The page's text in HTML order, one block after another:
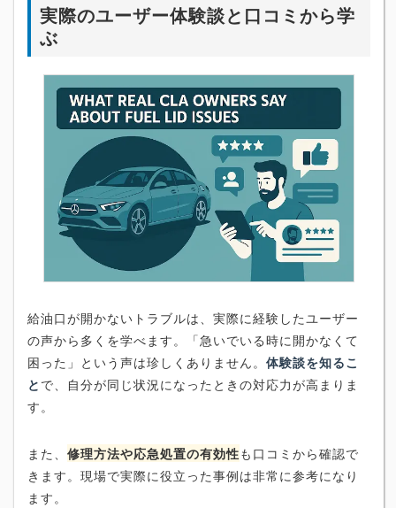
実際のユーザー体験談と口コミから学
ぶ
給油口が開かないトラブルは、実際に経験したユーザー
の声から多くを学べます。「急いでいる時に開かなくて
困った」という声は珍しくありません。 体験談を知るこ
と で、自分が同じ状況になったときの対応力が高まりま
す。
また、 修理方法や応急処置の有効性も口コミから確認で
きます。現場で実際に役立った事例は非常に参考になり
ます。